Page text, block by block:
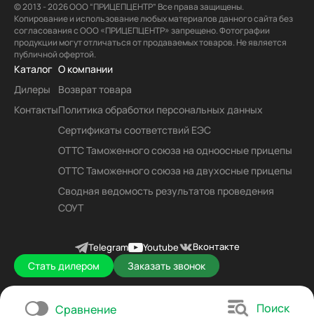
© 2013 - 2026 ООО “ПРИЦЕПЦЕНТР” Все права защищены.
Копирование и использование любых материалов данного сайта без
согласования с ООО «ПРИЦЕПЦЕНТР» запрещено. Фотографии
продукции могут отличаться от продаваемых товаров. Не является
публичной офертой.
Каталог
Дилеры
Контакты
О компании
Возврат товара
Политика обработки персональных данных
Сертификаты соответствий ЕЭС
ОТТС Таможенного союза на одноосные прицепы
ОТТС Таможенного союза на двухосные прицепы
Сводная ведомость результатов проведения
СОУТ
Telegram Youtube Вконтакте
Стать дилером Заказать звонок
Сравнение Поиск